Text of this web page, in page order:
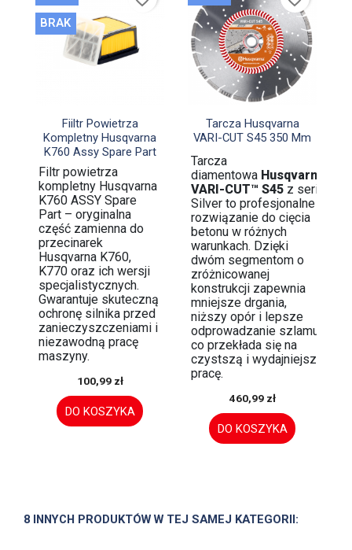
Szybki podgląd
Fiiltr Powietrza
Kompletny Husqvarna
K760 Assy Spare Part
Filtr powietrza
kompletny Husqvarna
K760 ASSY Spare
Part – oryginalna
część zamienna do
przecinarek
Husqvarna K760,
K770 oraz ich wersji
specjalistycznych.
Gwarantuje skuteczną
ochronę silnika przed
zanieczyszczeniami i
niezawodną pracę
maszyny.
100,99 zł
DO KOSZYKA
BRAK
Szybki podgląd
Tarcza Husqvarna
VARI-CUT S45 350 Mm
Tarcza
diamentowa Husqvarna
VARI-CUT™ S45z serii
Silver to profesjonalne
rozwiązanie do cięcia
betonu w różnych
warunkach. Dzięki
dwóm segmentom o
zróżnicowanej
konstrukcji zapewnia
mniejsze drgania,
niższy opór i lepsze
odprowadzanie szlamu,
co przekłada się na
czystszą i wydajniejszą
pracę.
460,99 zł
DO KOSZYKA
8 INNYCH PRODUKTÓW W TEJ SAMEJ KATEGORII: